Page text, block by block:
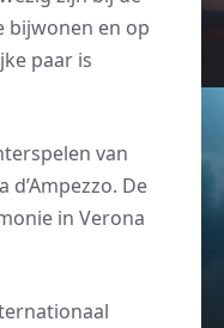
bijwonen en op
paar is
van
De
in Verona